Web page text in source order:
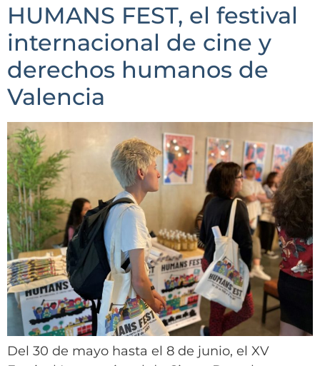
HUMANS FEST, el festival
internacional de cine y
derechos humanos de
Valencia
Del 30 de mayo hasta el 8 de junio, el XV